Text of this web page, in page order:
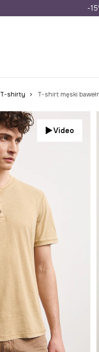
-
T-shirty T-shirt męski
Video